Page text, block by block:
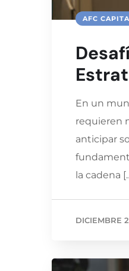
AFC
En un
requieren
anticipar
la cadena
DICIEMBRE